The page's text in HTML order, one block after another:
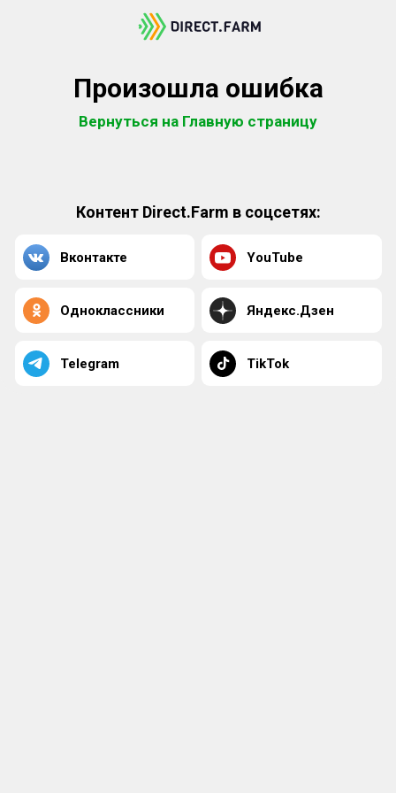
Произошла ошибка
Вернуться на Главную страницу
Контент Direct.Farm в соцсетях:
Вконтакте YouTube
Одноклассники Яндекс.Дзен
Telegram TikTok